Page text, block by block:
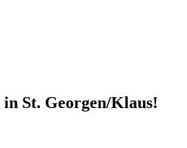
St. Georgen/Klaus!